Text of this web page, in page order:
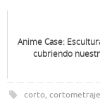
Anime Case:
cubriendo
corto, cortometraje